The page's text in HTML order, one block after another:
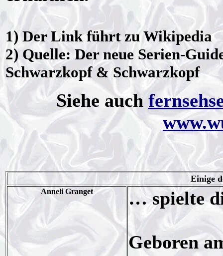
1) Der Link führt zu Wikipedia
2) Quelle: Der neue Serien-
Schwarzkopf & Schwarzkopf
Siehe auch
Einige
Anneli Granget … spielte
Geboren